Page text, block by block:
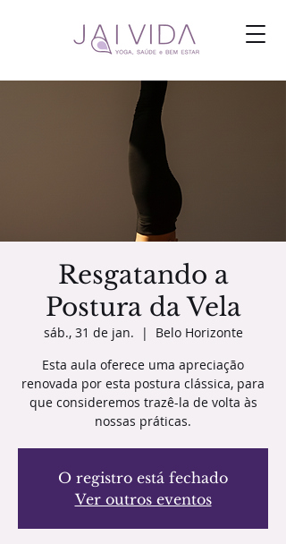
Resgatando a
Postura da Vela
sáb., 31 de jan.
  |
Belo Horizonte
Esta aula oferece uma apreciação
renovada por esta postura clássica, para
que consideremos trazê-la de volta às
nossas práticas.
O registro está fechado
Ver outros eventos